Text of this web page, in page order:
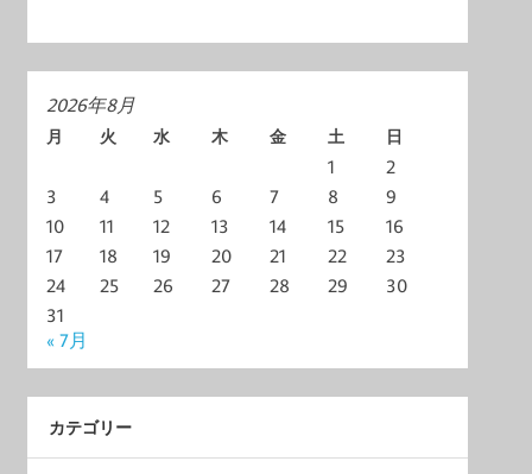
2026年8月
月 火 水 木 金 土 日
1
2
3
4 5 6 7 8
9
10
11 12 13 14 15
16
17
18 19 20 21 22
23
24
25 26 27 28 29
30
31
« 7月
カテゴリー